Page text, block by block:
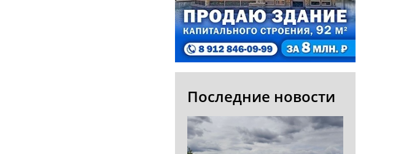
Последние новости